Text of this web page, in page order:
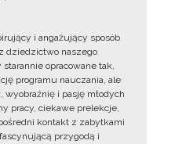
i angażujący sposób
dziedzictwo naszego
opracowane tak,
programu nauczania, ale
wyobraźnię i pasję młodych
pracy, ciekawe prelekcje,
kontakt z zabytkami
przygodą i